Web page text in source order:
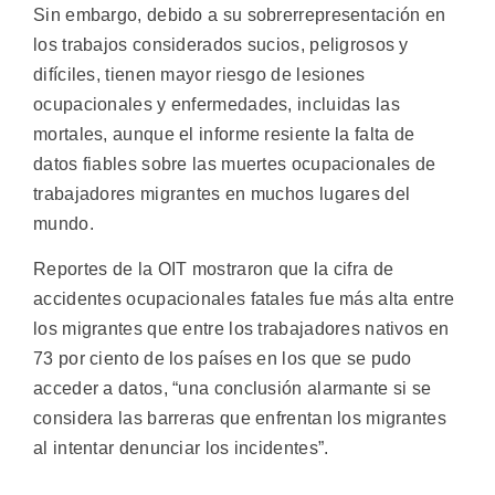
Sin embargo, debido a su sobrerrepresentación en
los trabajos considerados sucios, peligrosos y
difíciles, tienen mayor riesgo de lesiones
ocupacionales y enfermedades, incluidas las
mortales, aunque el informe resiente la falta de
datos fiables sobre las muertes ocupacionales de
trabajadores migrantes en muchos lugares del
mundo.
Reportes de la OIT mostraron que la cifra de
accidentes ocupacionales fatales fue más alta entre
los migrantes que entre los trabajadores nativos en
73 por ciento de los países en los que se pudo
acceder a datos, “una conclusión alarmante si se
considera las barreras que enfrentan los migrantes
al intentar denunciar los incidentes”.